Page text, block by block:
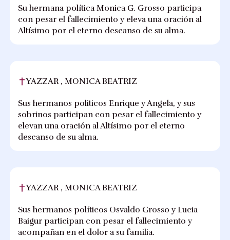
Su hermana política Monica G. Grosso participa
con pesar el fallecimiento y eleva una oración al
Altísimo por el eterno descanso de su alma.
YAZZAR , MONICA BEATRIZ
Sus hermanos politicos Enrique y Angela, y sus
sobrinos participan con pesar el fallecimiento y
elevan una oración al Altísimo por el eterno
descanso de su alma.
YAZZAR , MONICA BEATRIZ
Sus hermanos políticos Osvaldo Grosso y Lucia
Baigur participan con pesar el fallecimiento y
acompañan en el dolor a su familia.